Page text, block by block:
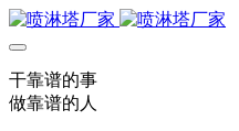
干靠谱的事
做靠谱的人